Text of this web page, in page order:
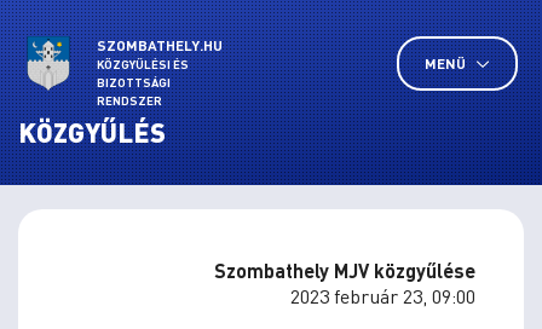
SZOMBATHELY.HU
KÖZGYŰLÉSI ÉS
BIZOTTSÁGI
RENDSZER
MENÜ
KÖZGYŰLÉS
Szombathely MJV közgyűlése
2023 február 23, 09:00